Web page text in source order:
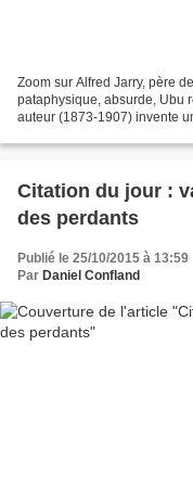
Zoom sur Alfred Jarry, père
pataphysique, absurde, Ubu
auteur (1873-1907) invente
Citation du jour :
des perdants
Publié le 25/10/2015 à 13:59
Par Daniel Confland